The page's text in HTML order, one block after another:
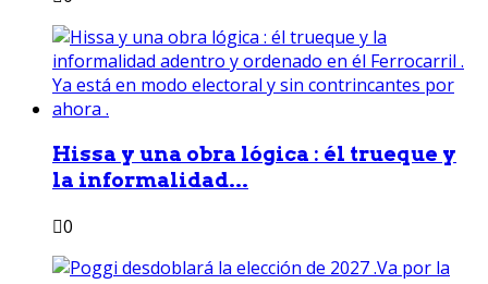
Hissa y una obra lógica : él trueque y
la informalidad...
0